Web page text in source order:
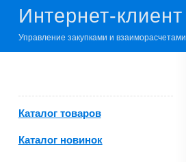
Интернет-клиент
Управление закупками и взаиморасчетами
Каталог товаров
Каталог новинок